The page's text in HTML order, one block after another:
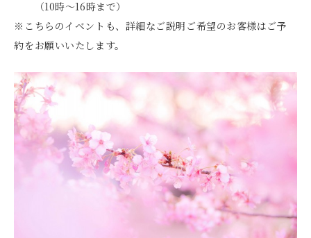
（10時～16時まで）
※こちらのイベントも、詳細なご説明ご希望のお客様はご予
約をお願いいたします。